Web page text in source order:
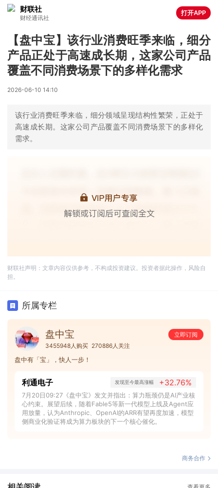
财联社
财经通讯社
打开APP
【盘中宝】该行业消费旺季来临，细分
产品正处于高速成长期，这家公司产品
覆盖不同消费场景下的多样化需求
2026-06-10 14:10
该行业消费旺季来临，细分领域呈现结构性繁荣，正处于
高速成长期。这家公司产品覆盖不同消费场景下的多样化
需求。
财联社声明：文章内容仅供参考，不构成投资建议。投资者据此操作，风险自
担。
所属专栏
盘中宝
立即订阅
3455948人购买 270886人关注
盘中有「宝」，快人一步！
利通电子 发现至今最高涨幅 +32.76%
7月20日09:27《盘中宝》发文并指出：算力瓶颈仍是AI产业核
心约束。展望后续，随着Fable5等新一代模型上线及Agent应
用放量，认为Anthropic、OpenAI的ARR有望再度加速，模型
侧商业化验证将成为算力板块的下一个核心催化。
商务合作